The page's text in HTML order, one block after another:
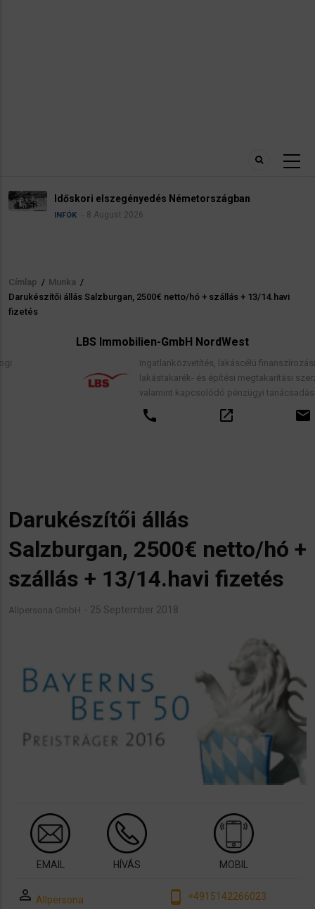
Robbanóanyaggal felszerelt drónt
reptéren
Morzsa
Címlap / Munka /
Darukészítői állás Salzburgan, 2500€ netto/hó + szállás + 13/14.havi
fizetés
LBS Immobilien-GmbH NordWest
Ingatlanközvetítés, lakáscélú finanszírozási hitelek,
lakástakarék- és építési megtakarítási szerződések,
valamint kapcsolódó pénzügyi tanácsadás.
Darukészítői állás
Salzburgan, 2500€ netto/hó +
szállás + 13/14.havi fizetés
Allpersona GmbH 25 September 2018
EMAIL HÍVÁS MOBIL
perm_identity Allpersona
phone_android +4915142266023